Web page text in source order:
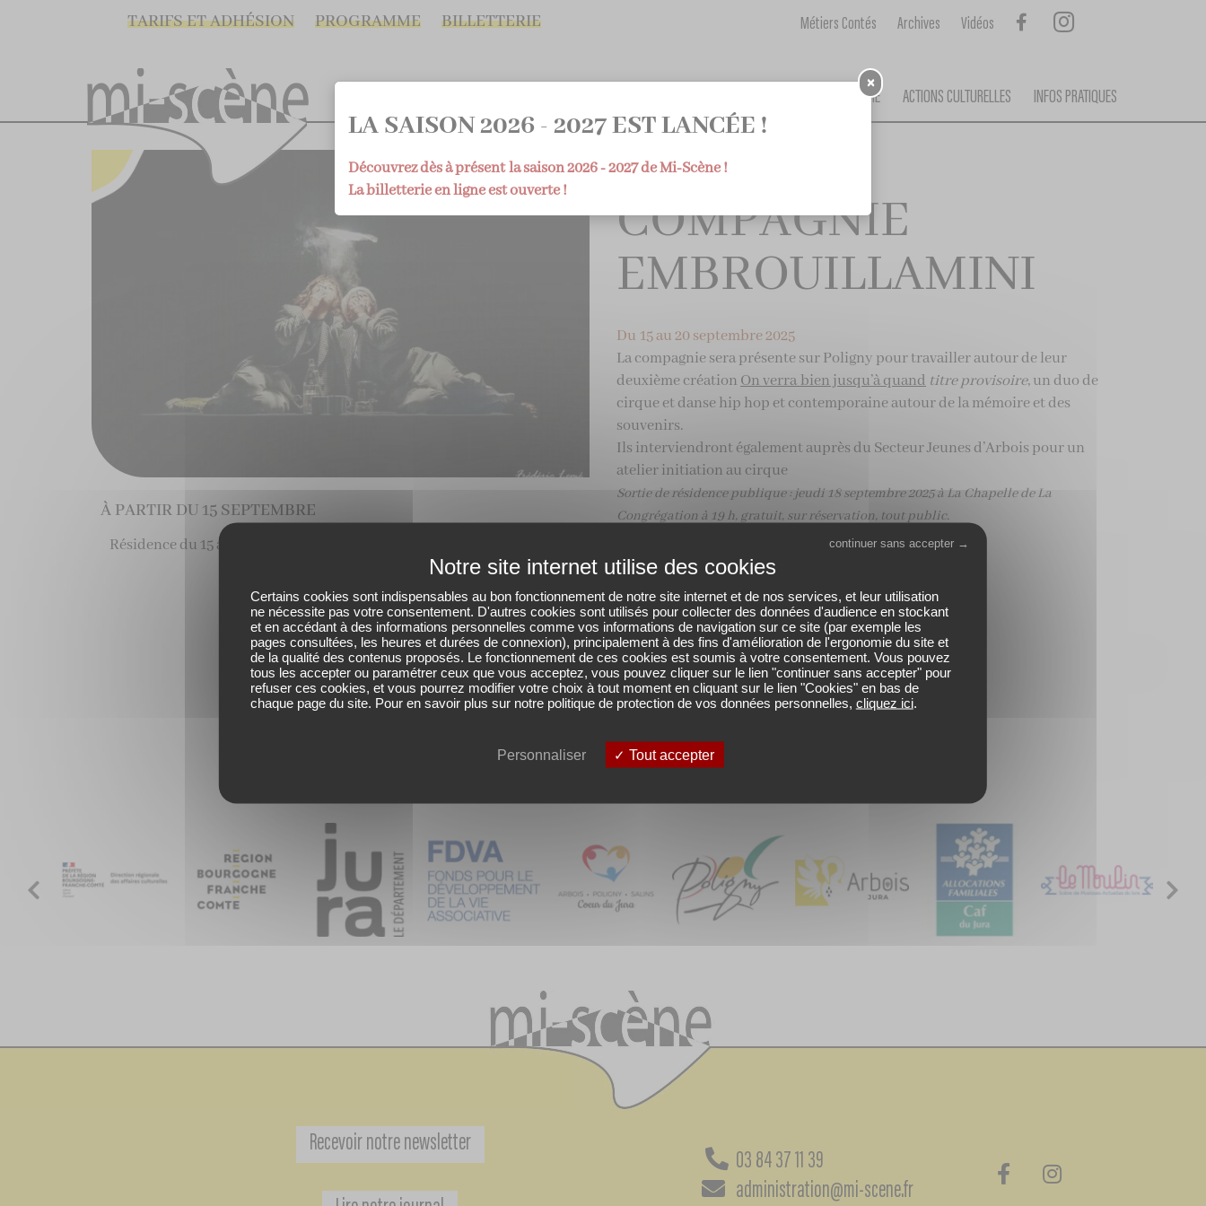
TARIFS ET ADHÉSION PROGRAMME BILLETTERIE Métiers Contés Archives Vidéos
SORTIES THÉÂTRE ACTIONS CULTURELLES INFOS PRATIQUES
À PARTIR DU 15 SEPTEMBRE
Résidence du 15 au 20 septembre 2025
COMPAGNIE
EMBROUILLAMINI
Du 15 au 20 septembre 2025
La compagnie sera présente sur Poligny pour travailler autour de leur
deuxième création On verra bien jusqu’à quand titre provisoire, un duo de
cirque et danse hip hop et contemporaine autour de la mémoire et des
souvenirs.
Ils interviendront également auprès du Secteur Jeunes d’Arbois pour un
atelier initiation au cirque
Sortie de résidence publique : jeudi 18 septembre 2025 à La Chapelle de La
Congrégation à 19 h, gratuit, sur réservation, tout public.
RETOUR À LA LISTE DES RÉSIDENCES
PARTENARIATS
Recevoir notre newsletter
03 84 37 11 39
administration@mi-scene.fr
×
LA SAISON 2026 - 2027 EST LANCÉE !
Découvrez dès à présent la saison 2026 - 2027 de Mi-Scène !
La billetterie en ligne est ouverte !
Certains cookies sont indispensables au bon fonctionnement de notre site internet et de nos services, et leur utilisation
ne nécessite pas votre consentement. D'autres cookies sont utilisés pour collecter des données d'audience en stockant
et en accédant à des informations personnelles comme vos informations de navigation sur ce site (par exemple les
pages consultées, les heures et durées de connexion), principalement à des fins d'amélioration de l'ergonomie du site et
de la qualité des contenus proposés. Le fonctionnement de ces cookies est soumis à votre consentement. Vous pouvez
tous les accepter ou paramétrer ceux que vous acceptez, vous pouvez cliquer sur le lien "continuer sans accepter" pour
refuser ces cookies, et vous pourrez modifier votre choix à tout moment en cliquant sur le lien "Cookies" en bas de
chaque page du site. Pour en savoir plus sur notre politique de protection de vos données personnelles, cliquez ici.
Personnaliser Tout accepter
continuer sans accepter →